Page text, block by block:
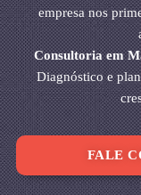
empresa nos
Consultoria em
Diagnóstico e
FALE